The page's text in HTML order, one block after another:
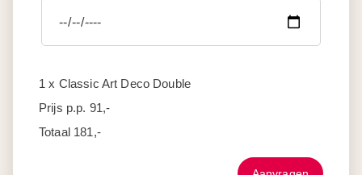
1 x Classic Art Deco Double
Prijs p.p. 91,-
Totaal181,-